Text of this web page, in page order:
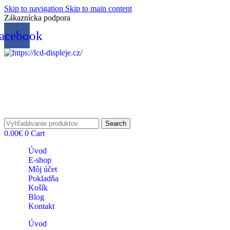
Skip to navigation Skip to main content
Zákaznícka podpora
Search
0.00€ 0 Cart
Úvod
E-shop
Môj účet
Pokladňa
Košík
Blog
Kontakt
Úvod